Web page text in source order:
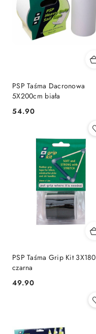
PSP Taśma Dacronowa
5X200cm biała
Cena:
54.90
PSP Taśma Grip Kit 3X180
czarna
Cena:
49.90